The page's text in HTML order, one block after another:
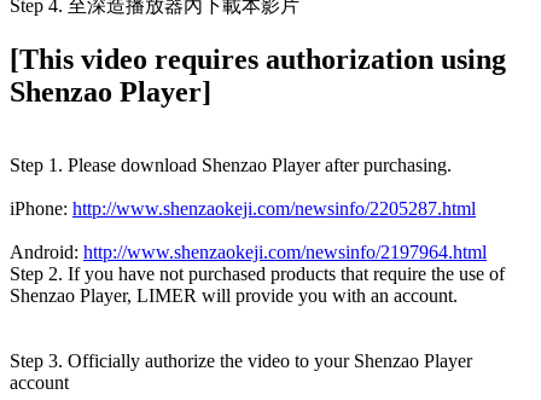
Step 4. 至深造播放器內下載本影片
[This video requires authorization using
Shenzao Player]
Step 1. Please download Shenzao Player after purchasing.
iPhone: http://www.shenzaokeji.com/newsinfo/2205287.html
Android: http://www.shenzaokeji.com/newsinfo/2197964.html
Step 2. If you have not purchased products that require the use of
Shenzao Player, LIMER will provide you with an account.
Step 3. Officially authorize the video to your Shenzao Player
account